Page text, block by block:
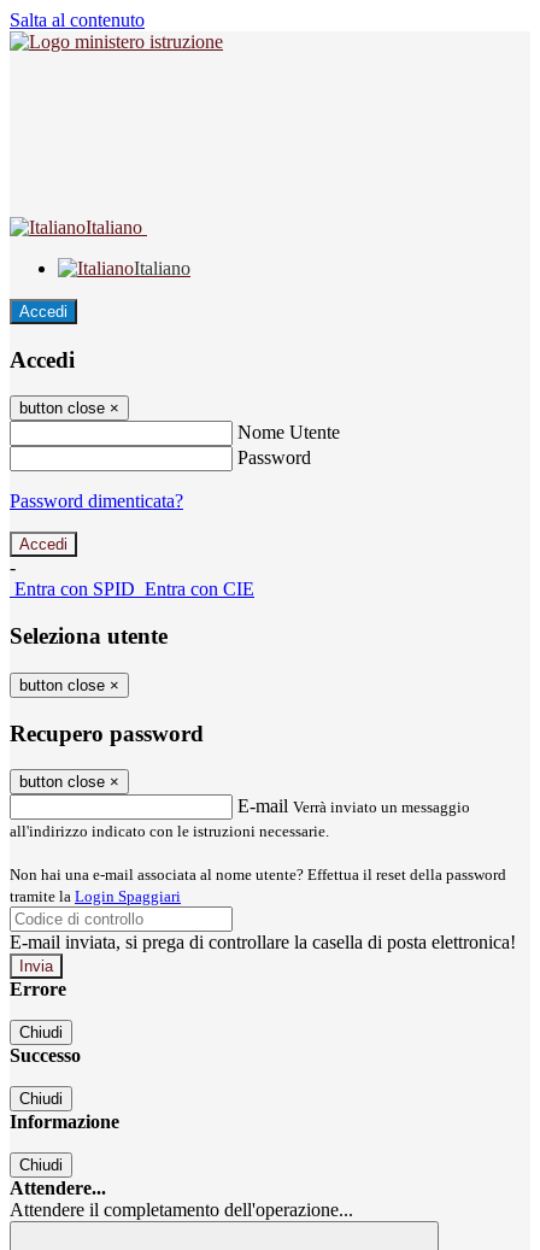
Salta al contenuto
Italiano
Italiano
Accedi
Accedi
button close ×
Nome Utente
Password
Password dimenticata?
-
Entra con SPID Entra con CIE
Seleziona utente
button close ×
Recupero password
button close ×
E-mail Verrà inviato un messaggio
all'indirizzo indicato con le istruzioni necessarie.
Non hai una e-mail associata al nome utente? Effettua il reset della password
tramite la Login Spaggiari
E-mail inviata, si prega di controllare la casella di posta elettronica!
Errore
Chiudi
Successo
Chiudi
Informazione
Chiudi
Attendere...
Attendere il completamento dell'operazione...